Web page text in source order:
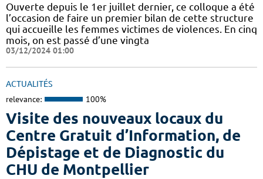
Ouverte depuis le 1er juillet dernier, ce colloque a été
l’occasion de faire un premier bilan de cette structure
qui accueille les femmes victimes de violences. En cinq
mois, on est passé d’une vingta
03/12/2024 01:00
ACTUALITÉS
relevance: 100%
Visite des nouveaux locaux du
Centre Gratuit d’Information, de
Dépistage et de Diagnostic du
CHU de Montpellier